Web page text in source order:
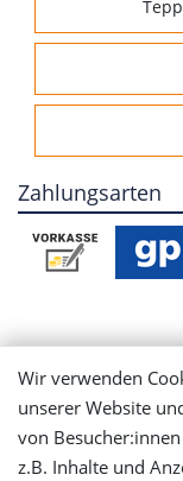
Zahlungsarten
Wir verwenden
unserer Website
von
z.B. Inhalte und